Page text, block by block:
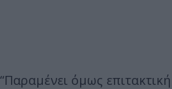
“Παραμένει όμως